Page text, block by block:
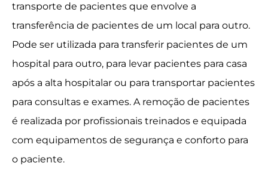
transporte de pacientes que envolve a
transferência de pacientes de um local para outro.
Pode ser utilizada para transferir pacientes de um
hospital para outro, para levar pacientes para casa
após a alta hospitalar ou para transportar pacientes
para consultas e exames. A remoção de pacientes
é realizada por profissionais treinados e equipada
com equipamentos de segurança e conforto para
o paciente.